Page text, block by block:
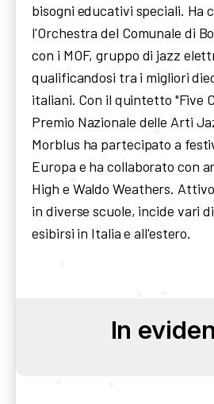
bisogni educativi speciali. Ha
l'Orchestra del Comunale di
con i MOF, gruppo di jazz
qualificandosi tra i migliori
italiani. Con il quintetto "Five
Premio Nazionale delle Arti
Morblus ha partecipato a
Europa e ha collaborato con
High e Waldo Weathers.
in diverse scuole, incide vari
esibirsi in Italia e all'estero.
In